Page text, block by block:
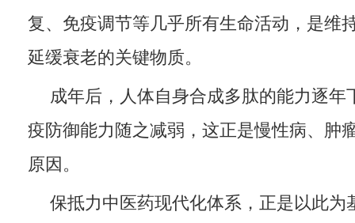
复、免疫调节等几乎所有生命活动，是维
延缓衰老的关键物质。
成年后，人体自身合成多肽的能力逐年
疫防御能力随之减弱，这正是慢性病、肿
原因。
保抵力中医药现代化体系，正是以此为